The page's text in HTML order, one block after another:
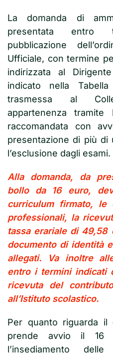
La domanda di
presentata entro
pubblicazione
Ufficiale, con termine
indirizzata al
indicato nella
trasmessa al
appartenenza tramite
raccomandata con
presentazione di più di
l’esclusione dagli esami.
Alla domanda, da
bollo da 16 euro,
curriculum firmato, le
professionali, la
tassa erariale di
documento di identità
allegati. Va inoltre
entro i termini indicati
ricevuta del
all’Istituto scolastico.
Per quanto riguarda il
prende avvio il 16
l’insediamento